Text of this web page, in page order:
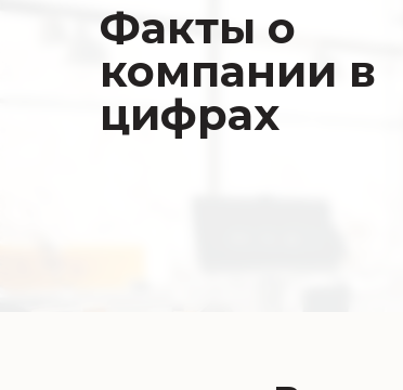
Факты о
компании в
цифрах